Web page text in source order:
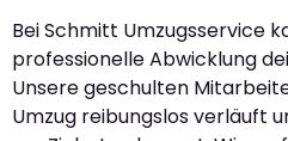
Bei Schmitt Umzugsservice
professionelle Abwicklung
Unsere geschulten
Umzug reibungslos verläuft